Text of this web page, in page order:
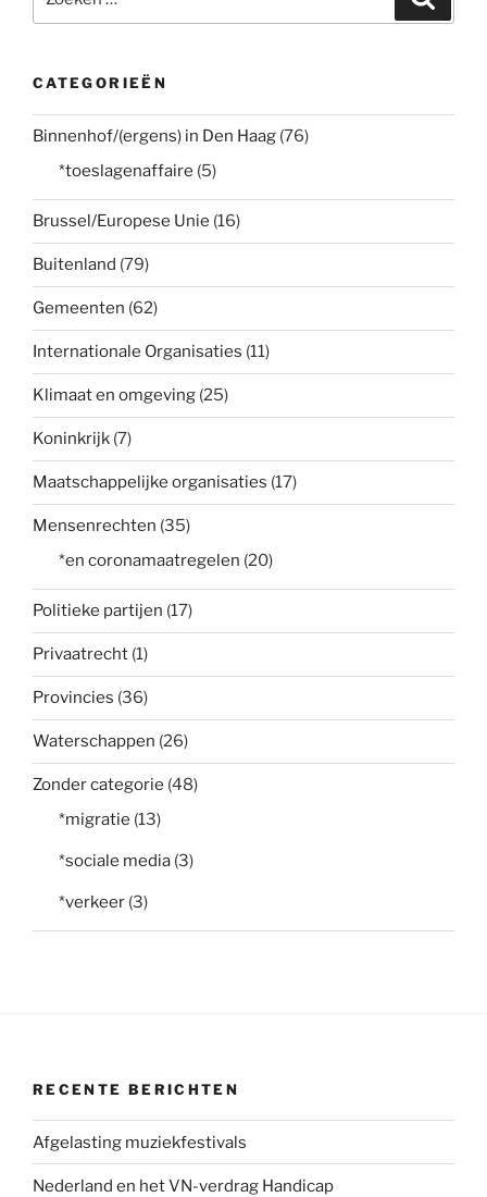
naar:
CATEGORIEËN
Binnenhof/(ergens) in Den Haag (76)
*toeslagenaffaire (5)
Brussel/Europese Unie (16)
Buitenland (79)
Gemeenten (62)
Internationale Organisaties (11)
Klimaat en omgeving (25)
Koninkrijk (7)
Maatschappelijke organisaties (17)
Mensenrechten (35)
*en coronamaatregelen (20)
Politieke partijen (17)
Privaatrecht (1)
Provincies (36)
Waterschappen (26)
Zonder categorie (48)
*migratie (13)
*sociale media (3)
*verkeer (3)
RECENTE BERICHTEN
Afgelasting muziekfestivals
Nederland en het VN-verdrag Handicap